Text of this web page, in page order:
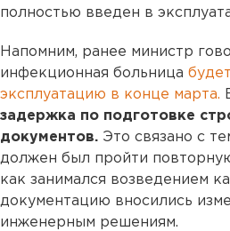
полностью введен в
Напомним, ранее министр
инфекционная больница
эксплуатацию в конце марта.
задержка по подготовке
документов. Это связано с
должен был пройти
как занимался возведением
документацию вносились
инженерным решениям.